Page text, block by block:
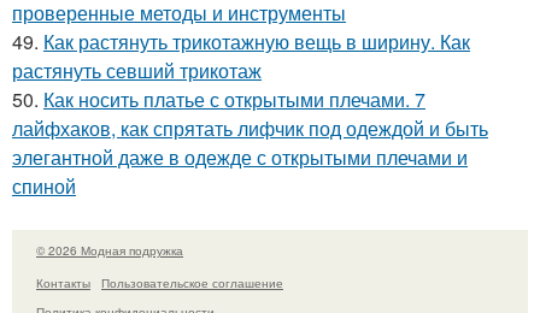
проверенные методы и инструменты
49. Как растянуть трикотажную вещь в ширину. Как
растянуть севший трикотаж
50. Как носить платье с открытыми плечами. 7
лайфхаков, как спрятать лифчик под одеждой и быть
элегантной даже в одежде с открытыми плечами и
спиной
© 2026 Модная подружка
Контакты
Пользовательское соглашение